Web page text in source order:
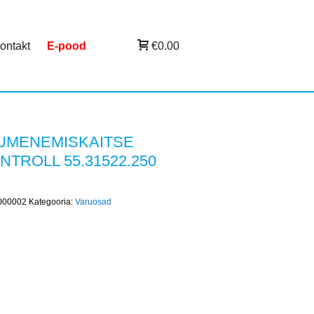
E-pood €0.00
55.31522.250
Kategooria: Varuosad